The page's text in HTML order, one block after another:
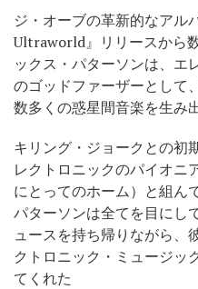
ジ・オーブの革新的なアル
Ultraworld』リリースから
ックス・パターソンは、エ
のゴッドファーザーとして
数多くの惑星間音楽を生み
キリング・ジョークとの初
レクトロニックのパイオニ
にとってのホーム）と組ん
パターソンは全てを目にし
ュースを持ち帰りながら、
クトロニック・ミュージッ
てくれた